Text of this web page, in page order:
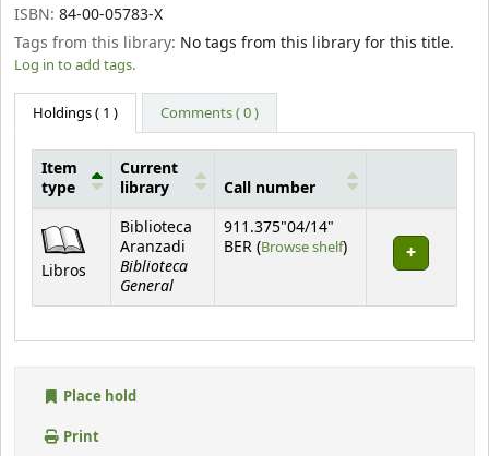
ISBN: 84-00-05783-X
Tags from this library: No tags from this library for this title.
Log in to add tags.
Holdings( 1 ) Comments ( 0 )
Item
type
Current
library
Call number
Libros
Biblioteca
Aranzadi
Biblioteca
General
911.375"04/14"
BER (Browse shelf(Opens below)
)
Place hold
Print